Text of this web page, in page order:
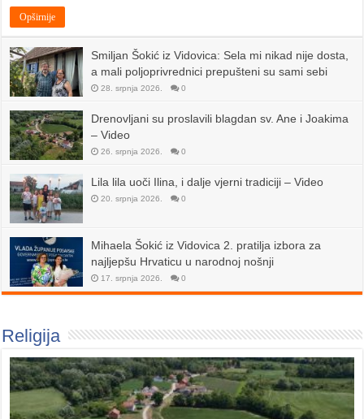
Opširnije
Smiljan Šokić iz Vidovica: Sela mi nikad nije dosta,
a mali poljoprivrednici prepušteni su sami sebi
28. srpnja 2026. 0
Drenovljani su proslavili blagdan sv. Ane i Joakima
– Video
26. srpnja 2026. 0
Lila lila uoči Ilina, i dalje vjerni tradiciji – Video
20. srpnja 2026. 0
Mihaela Šokić iz Vidovica 2. pratilja izbora za
najljepšu Hrvaticu u narodnoj nošnji
17. srpnja 2026. 0
Religija